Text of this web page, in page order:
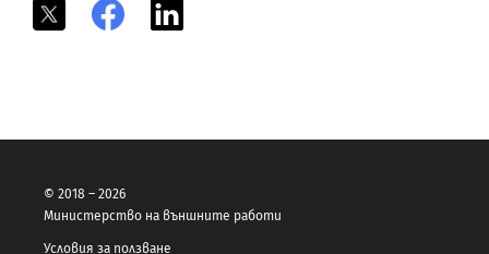
Facebook
© 2018 – 2026
Министерство на външните работи
Условия за ползване